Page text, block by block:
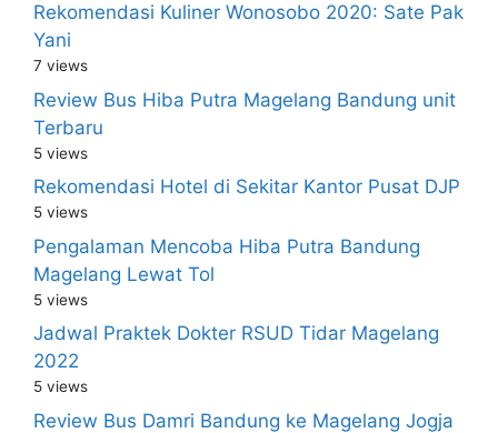
Rekomendasi Kuliner Wonosobo 2020: Sate Pak
Yani
7 views
Review Bus Hiba Putra Magelang Bandung unit
Terbaru
5 views
Rekomendasi Hotel di Sekitar Kantor Pusat DJP
5 views
Pengalaman Mencoba Hiba Putra Bandung
Magelang Lewat Tol
5 views
Jadwal Praktek Dokter RSUD Tidar Magelang
2022
5 views
Review Bus Damri Bandung ke Magelang Jogja